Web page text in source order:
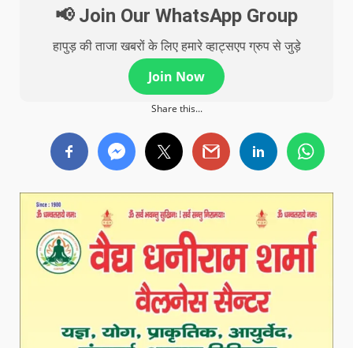
📢 Join Our WhatsApp Group
हापुड़ की ताजा खबरों के लिए हमारे व्हाट्सएप ग्रुप से जुड़े
Join Now
Share this...